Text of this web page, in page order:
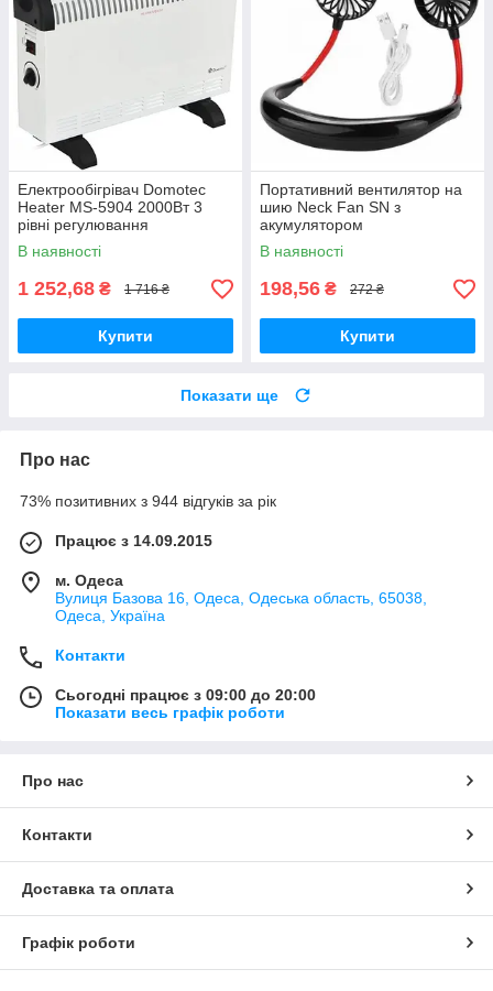
Електрообігрівач Domotec
Heater MS-5904 2000Вт 3
рівні регулювання
температури Вт Білий3
В наявності
1 252,68 ₴ 1 716 ₴
Купити
Портативний вентилятор на
шию Neck Fan SN з
акумулятором
В наявності
198,56 ₴ 272 ₴
Купити
Показати ще
Про нас
73% позитивних з 944 відгуків за рік
Працює з 14.09.2015
м. Одеса
Вулиця Базова 16, Одеса, Одеська область, 65038,
Одеса, Україна
Контакти
Сьогодні працює з 09:00 до 20:00
Показати весь графік роботи
Про нас
Контакти
Доставка та оплата
Графік роботи